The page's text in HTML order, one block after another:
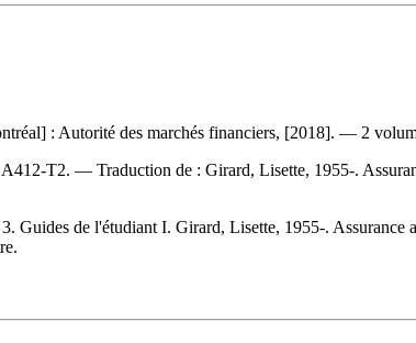
: Autorité des marchés financiers, [2018]. — 2
A412-T2. — Traduction de : Girard, Lisette, 1955-.
de l'étudiant I. Girard, Lisette, 1955-. Assurance